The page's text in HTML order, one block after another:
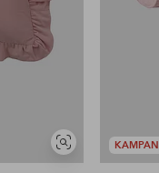
Vis
lignende